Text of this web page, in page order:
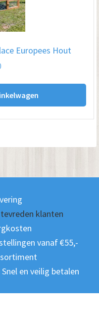
Europees Hout
klanten
vanaf €55,-
Snel en veilig betalen